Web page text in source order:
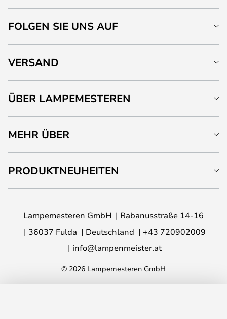
FOLGEN SIE UNS AUF
VERSAND
ÜBER LAMPEMESTEREN
MEHR ÜBER
PRODUKTNEUHEITEN
Lampemesteren GmbH
Rabanusstraße 14-16
36037 Fulda
Deutschland
+43 720902009
info@lampenmeister.at
© 2026 Lampemesteren GmbH